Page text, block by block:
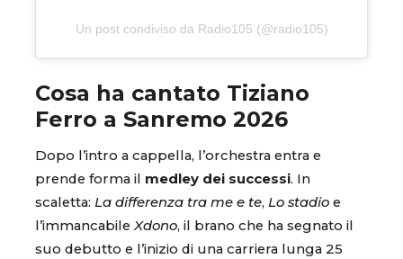
Un post condiviso da Radio105 (@radio105)
Cosa ha cantato Tiziano
Ferro a Sanremo 2026
Dopo l’intro a cappella, l’orchestra entra e
prende forma il medley dei successi. In
scaletta: La differenza tra me e te, Lo stadio e
l’immancabileXdono, il brano che ha segnato il
suo debutto e l’inizio di una carriera lunga 25